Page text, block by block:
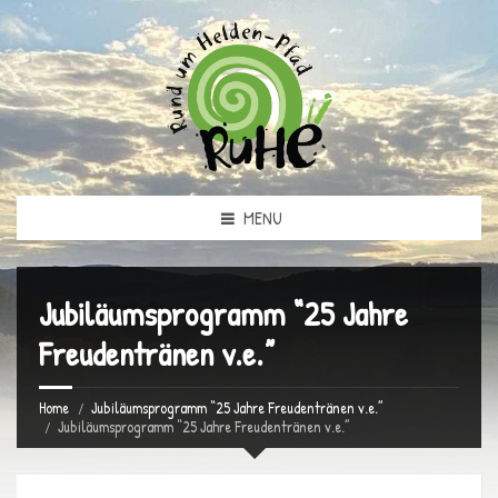
MENU
Jubiläumsprogramm “25 Jahre
Freudentränen v.e.”
Home
Jubiläumsprogramm “25 Jahre Freudentränen v.e.”
Jubiläumsprogramm “25 Jahre Freudentränen v.e.”